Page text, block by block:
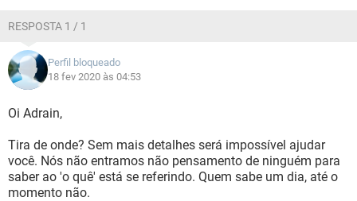
RESPOSTA 1 / 1
Perfil bloqueado
18 fev 2020 às 04:53
Oi Adrain,
Tira de onde? Sem mais detalhes será impossível ajudar
você. Nós não entramos não pensamento de ninguém para
saber ao 'o quê' está se referindo. Quem sabe um dia, até o
momento não.